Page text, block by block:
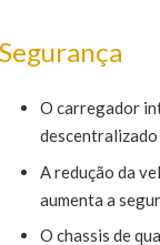
O carregador
A redução da
aumenta a
O chassis de